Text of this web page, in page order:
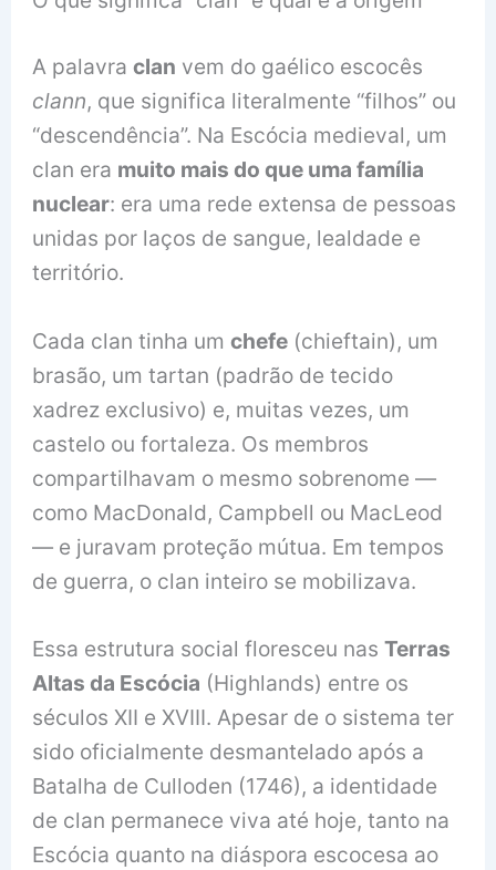
A palavraclan vem do gaélico escocês
clann, que significa literalmente “filhos” ou
“descendência”. Na Escócia medieval, um
clan era muito mais do que uma família
nuclear: era uma rede extensa de pessoas
unidas por laços de sangue, lealdade e
território.
Cada clan tinha umchefe (chieftain), um
brasão, um tartan (padrão de tecido
xadrez exclusivo) e, muitas vezes, um
castelo ou fortaleza. Os membros
compartilhavam o mesmo sobrenome —
como MacDonald, Campbell ou MacLeod
— e juravam proteção mútua. Em tempos
de guerra, o clan inteiro se mobilizava.
Essa estrutura social floresceu nasTerras
Altas da Escócia (Highlands) entre os
séculos XII e XVIII. Apesar de o sistema ter
sido oficialmente desmantelado após a
Batalha de Culloden (1746), a identidade
de clan permanece viva até hoje, tanto na
Escócia quanto na diáspora escocesa ao